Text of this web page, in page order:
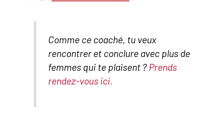
Comme ce coaché, tu veux
rencontrer et conclure avec plus de
femmes qui te plaisent ? Prends
rendez-vous ici.